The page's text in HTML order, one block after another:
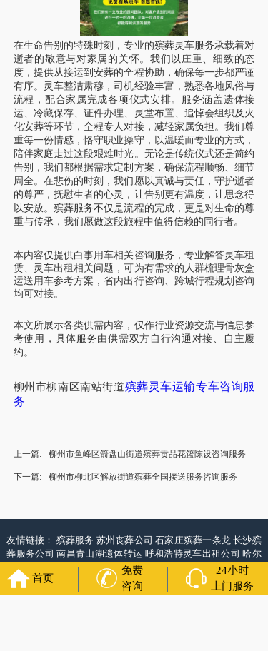
在生命告别的特殊时刻，专业的殡葬灵车服务承载着对
逝者的敬意与对家属的关怀。我们以庄重、细致的态
度，提供从接运到安葬的全程协助，确保每一步都严谨
有序。灵车整洁肃穆，司机经验丰富，熟悉各地风俗与
流程，配合家属完成各项仪式安排。服务涵盖遗体接
运、冷藏保存、证件办理、灵堂布置、追悼会组织及火
化安葬等环节，全程专人对接，减轻家属负担。我们尊
重每一份情感，恪守职业操守，以温暖而专业的方式，
陪伴家庭走过这段艰难时光。无论是传统仪式还是简约
告别，我们都根据需求定制方案，确保流程顺畅、细节
周全。在悲伤的时刻，我们愿以真诚与责任，守护逝者
的尊严，抚慰生者的心灵，让告别更有温度，让思念得
以安放。殡葬服务不仅是流程的完成，更是对生命的尊
重与传承，我们愿做这段旅程中值得信赖的同行者。
本内容仅提供白事用车相关咨询服务，专业解答灵车租
赁、灵车出租相关问题，可为有需求的人群梳理骨灰盒
运送用车参考方案，省内出行咨询、跨城行程规划咨询
均可对接。
本文所展示各类供需内容，仅作行业资源交流与信息参
考使用，具体服务由供需双方自行沟通对接、自主履
约。
柳州市柳南区南站街道殡葬灵车运输专车咨询服
务
上一篇: 柳州市鱼峰区箭盘山街道殡葬贡品花篮陈设咨询服务
下一篇: 柳州市柳北区解放街道殡葬全国接送服务咨询服务
友情链接： 殡葬服务 苏州丧葬公司石家庄殡葬一条龙长沙殡
葬服务公司南昌青山湖遗体转运 呼和浩特灵车出租公司哈尔
滨道里区丧葬用品
西宁城东区白事服务
潍坊奎文区殡仪馆服
务乳山寿衣店铺 杭州上城区灵堂布置 沈阳浑南区殡葬平台
国墓地网中国非急救转运网网站建设中国殡葬一条龙网中国
首页
免费
咨询
24小时
上门服务